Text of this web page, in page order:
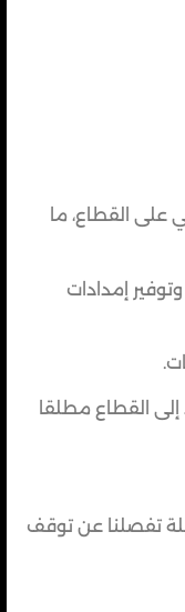
على القطاع، ما
إمدادات
إلى القطاع مطلقا
تفصلنا عن توقف